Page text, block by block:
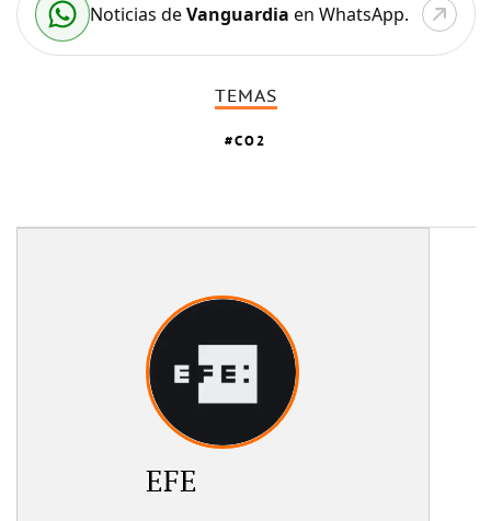
Noticias deVanguardia en WhatsApp.
TEMAS
CO2
EFE